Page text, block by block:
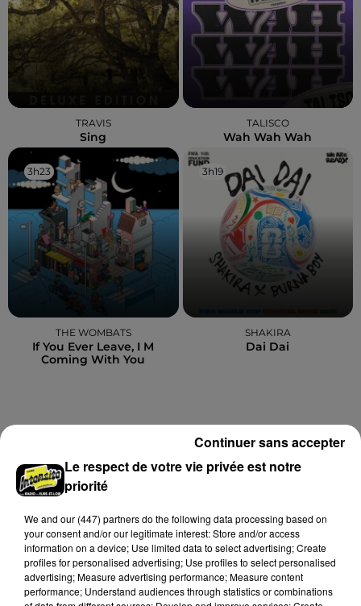
TRAVIS
Sing
TALISCO
Wah Wah Wah
3h23
3h23
THE WOMBATS
If You Ever Leave, I M
Coming With You
3h19
3h19
SHAKIRA
Dai Dai
Voir plus
Le respect de votre vie privée est notre
priorité
We and our (447) partnersdo the following data processing based on
your consent and/or our legitimate interest: Store and/or access
information on a device; Use limited data to select advertising; Create
profiles for personalised advertising; Use profiles to select personalised
advertising; Measure advertising performance; Measure content
performance; Understand audiences through statistics or combinations
Continuer sans accepter